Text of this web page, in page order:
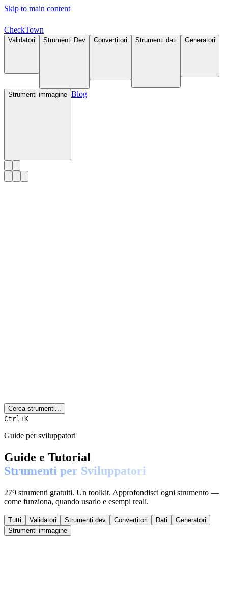
Skip to main content
CheckTown
Validatori Strumenti Dev Convertitori Strumenti dati Generatori
Strumenti immagine Blog
Cerca strumenti...
Ctrl+K
Guide per sviluppatori
Guide e Tutorial
Strumenti per Sviluppatori
279 strumenti gratuiti. Un toolkit. Approfondisci ogni strumento —
come funziona, quando usarlo e esempi reali.
Tutti Validatori Strumenti dev Convertitori Dati
Generatori
Strumenti immagine